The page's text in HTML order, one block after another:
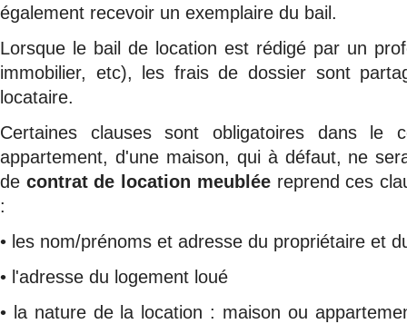
également recevoir un exemplaire du bail.
Lorsque le bail de location est rédigé par un
immobilier, etc), les frais de dossier sont
locataire.
Certaines clauses sont obligatoires dans le
appartement, d'une maison, qui à défaut, ne
de contrat de location meubléereprend ces
:
• les nom/prénoms et adresse du propriétaire et
• l'adresse du logement loué
• la nature de la location : maison ou